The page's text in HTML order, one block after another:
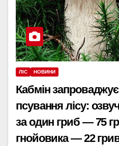
ЛІС НОВИНИ
Кабмін
псування лісу:
за один гриб — 75
гнойовика — 22